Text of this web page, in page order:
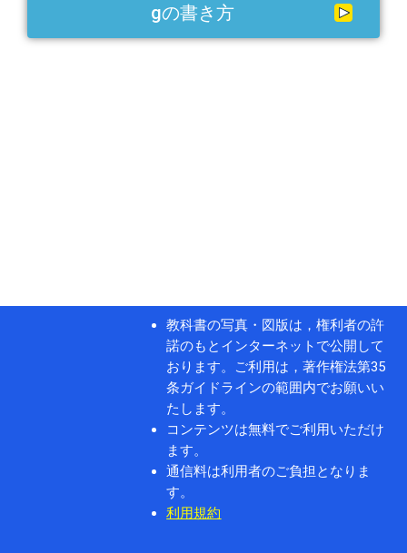
gの書き方
教科書の写真・図版は，権利者の許
諾のもとインターネットで公開して
おります。ご利用は，著作権法第35
条ガイドラインの範囲内でお願いい
たします。
コンテンツは無料でご利用いただけ
ます。
通信料は利用者のご負担となりま
す。
利用規約